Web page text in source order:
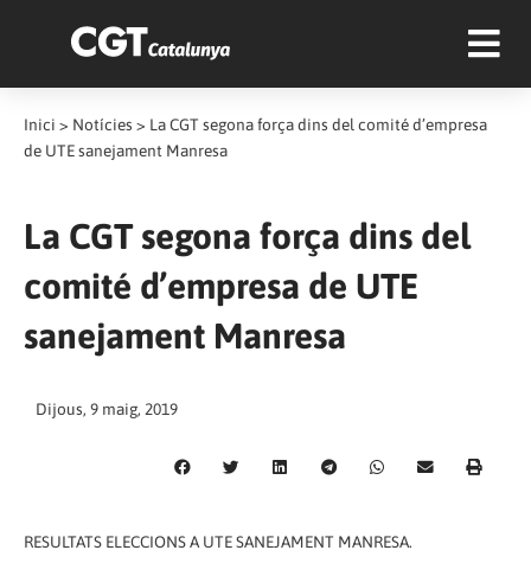
Inici > Notícies > La CGT segona força dins del comité d’empresa
de UTE sanejament Manresa
La CGT segona força dins del
comité d’empresa de UTE
sanejament Manresa
Dijous, 9 maig, 2019
RESULTATS ELECCIONS A UTE SANEJAMENT MANRESA.